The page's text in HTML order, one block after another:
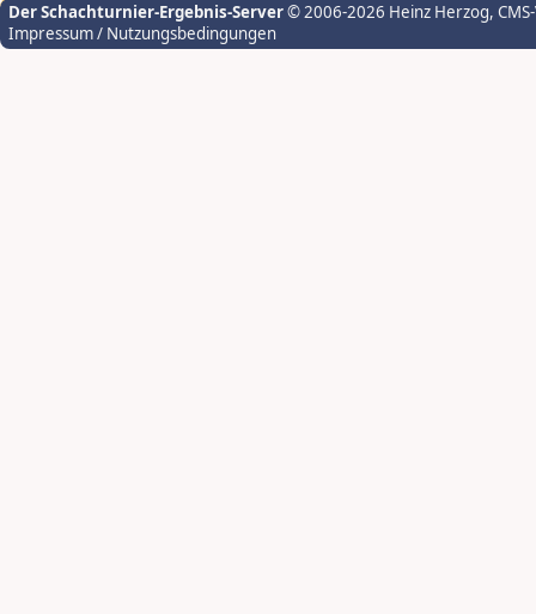
Der Schachturnier-Ergebnis-Server© 2006-2026 Heinz Herzog,
Impressum / Nutzungsbedingungen